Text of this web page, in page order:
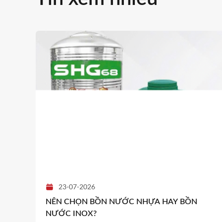
23-07-2026
NÊN CHỌN BỒN NƯỚC NHỰA HAY BỒN
NƯỚC INOX?